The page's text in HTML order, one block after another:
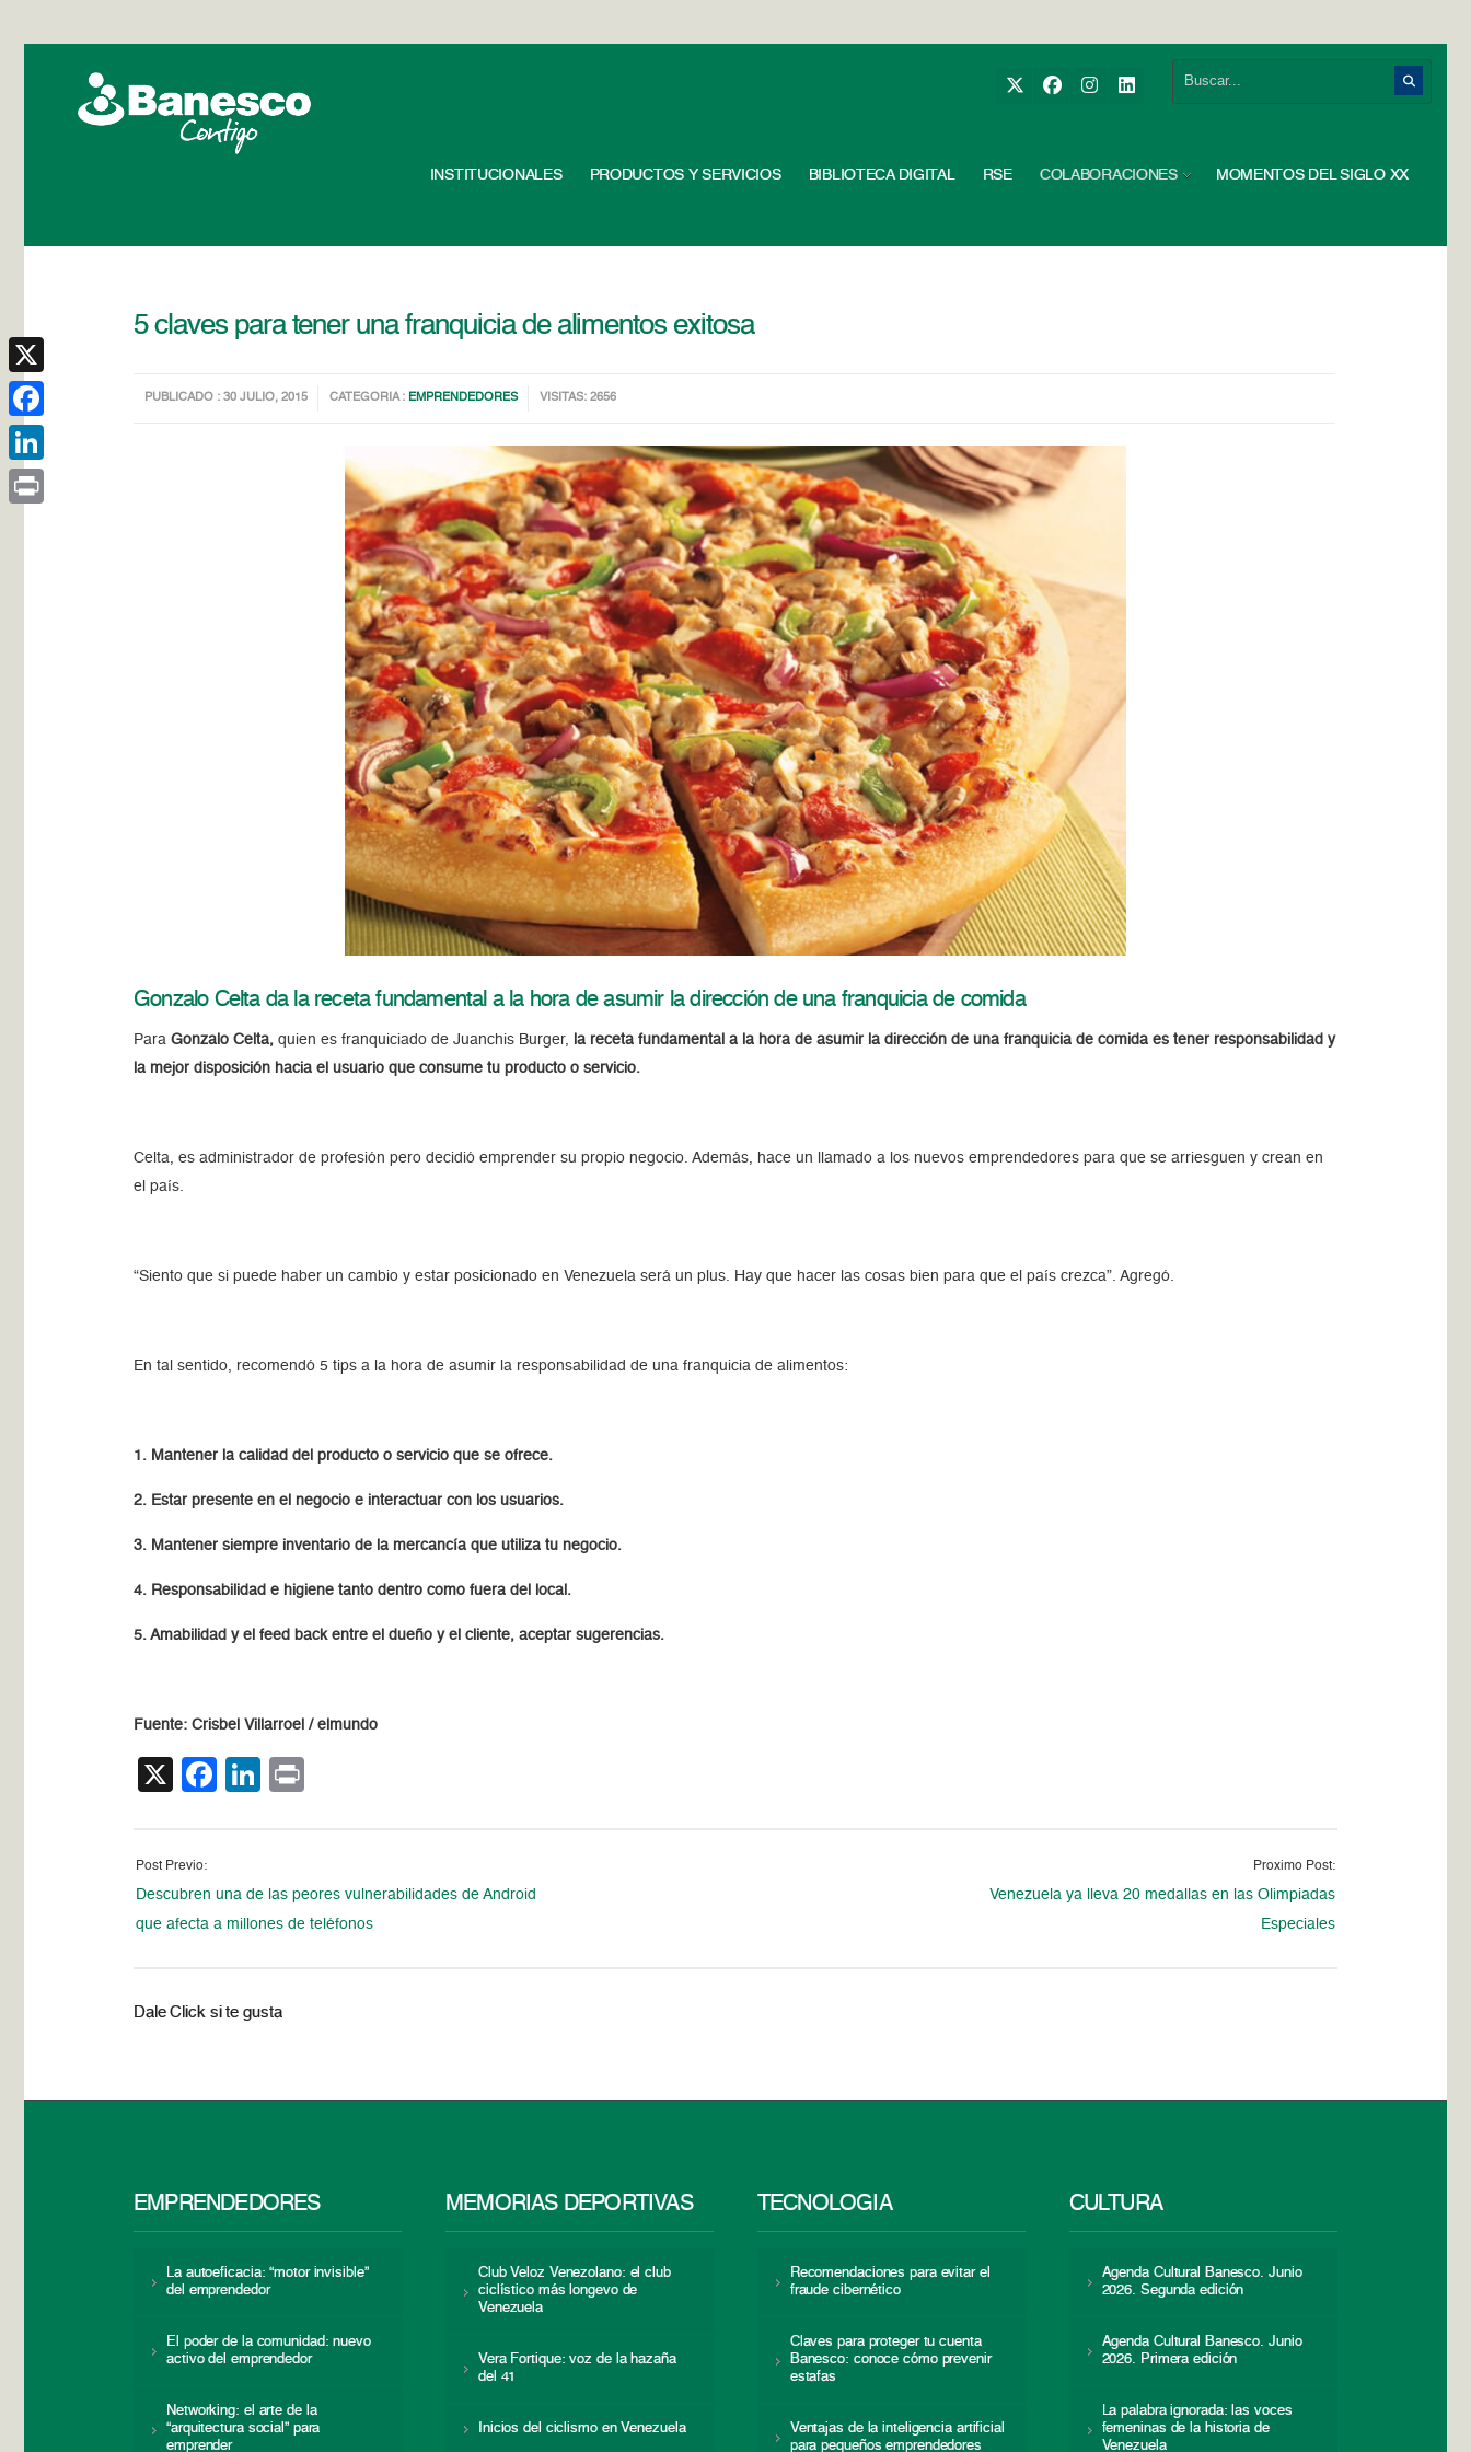
INSTITUCIONALES PRODUCTOS Y SERVICIOS BIBLIOTECA DIGITAL RSE COLABORACIONES MOMENTOS DEL SIGLO XX
5 claves para tener una franquicia de alimentos exitosa
PUBLICADO : 30 JULIO, 2015 CATEGORIA : EMPRENDEDORES VISITAS: 2656
Gonzalo Celta da la receta fundamental a la hora de asumir la dirección de una franquicia de comida
ParaGonzalo Celta,quien es franquiciado de Juanchis Burger,
la receta fundamental a la hora de asumir la dirección de una franquicia de comida es tener responsabilidad y
la mejor disposición hacia el usuario que consume tu producto o servicio.
Celta, es administrador de profesión pero decidió emprender su propio negocio. Además, hace un llamado a los nuevos emprendedores para que se arriesguen y crean en
el país.
“Siento que si puede haber un cambio y estar posicionado en Venezuela será un plus. Hay que hacer las cosas bien para que el país crezca”. Agregó.
En tal sentido, recomendó 5 tips a la hora de asumir la responsabilidad de una franquicia de alimentos:
1. Mantener la calidad del producto o servicio que se ofrece.
2. Estar presente en el negocio e interactuar con los usuarios.
3. Mantener siempre inventario de la mercancía que utiliza tu negocio.
4. Responsabilidad e higiene tanto dentro como fuera del local.
5. Amabilidad y el feed back entre el dueño y el cliente, aceptar sugerencias.
Fuente: Crisbel Villarroel / elmundo
X Facebook
LinkedIn
Post Previo:
Descubren una de las peores vulnerabilidades de Android
que afecta a millones de teléfonos
Proximo Post:
Venezuela ya lleva 20 medallas en las Olimpiadas
Especiales
Dale Click si te gusta
EMPRENDEDORES
La autoeficacia: “motor invisible”
del emprendedor
El poder de la comunidad: nuevo
activo del emprendedor
Networking: el arte de la
“arquitectura social” para
emprender
MEMORIAS DEPORTIVAS
Club Veloz Venezolano: el club
ciclístico más longevo de
Venezuela
Vera Fortique: voz de la hazaña
del 41
Inicios del ciclismo en Venezuela
TECNOLOGÍA
Recomendaciones para evitar el
fraude cibernético
Claves para proteger tu cuenta
Banesco: conoce cómo prevenir
estafas
Ventajas de la inteligencia artificial
para pequeños emprendedores
CULTURA
Agenda Cultural Banesco. Junio
2026. Segunda edición
Agenda Cultural Banesco. Junio
2026. Primera edición
La palabra ignorada: las voces
femeninas de la historia de
Venezuela
X
Facebook
LinkedIn